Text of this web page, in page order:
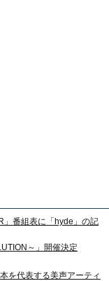
」番組表に「hyde」の記
～」開催決定
を代表する美声アーティ